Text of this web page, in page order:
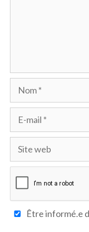
Nom
mail
Site
web
Être informé.e